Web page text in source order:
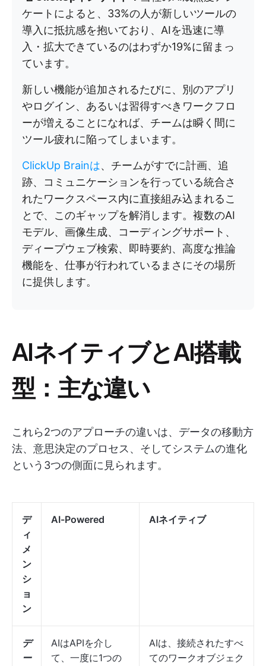
ケートによると、33%の人が新しいツールの
導入に抵抗感を抱いており、AIを迅速に導
入・拡大できているのはわずか19%に留まっ
ています。
新しい機能が追加されるたびに、別のアプリ
やログイン、あるいは習得すべきワークフロ
ーが増えることになれば、チームは瞬く間に
ツール疲れに陥ってしまいます。
ClickUp Brainは、チームがすでに計画、追
跡、コミュニケーションを行っている統合さ
れたワークスペース内に直接組み込まれるこ
とで、このギャップを解消します。複数のAI
モデル、画像生成、コーディングサポート、
ディープウェブ検索、即時要約、高度な推論
機能を、仕事が行われているまさにその場所
に提供します。
AIネイティブとAI搭載
型：主な違い
これら2つのアプローチの違いは、データの移動方
法、意思決定のプロセス、そしてシステムの進化
という3つの側面に見られます。
デ
ィ
メ
ン
シ
ョ
ン
AI-Powered AIネイティブ
デ
ー
AIはAPIを介し
て、一度に1つの
AIは、接続されたすべ
てのワークオブジェク